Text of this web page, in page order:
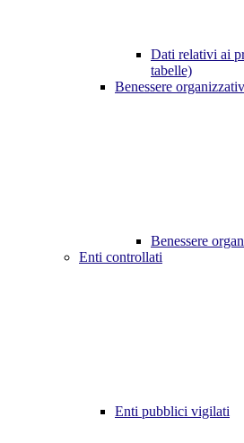
Dati relativi ai
tabelle)
Benessere
Benessere
Enti controllati
Enti pubblici vigilati